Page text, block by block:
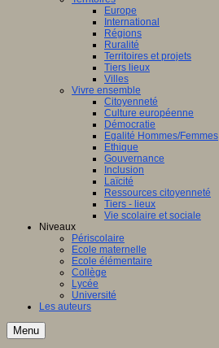
Europe
International
Régions
Ruralité
Territoires et projets
Tiers lieux
Villes
Vivre ensemble
Citoyenneté
Culture européenne
Démocratie
Egalité Hommes/Femmes
Ethique
Gouvernance
Inclusion
Laïcité
Ressources citoyenneté
Tiers - lieux
Vie scolaire et sociale
Niveaux
Périscolaire
Ecole maternelle
Ecole élémentaire
Collège
Lycée
Université
Les auteurs
Menu